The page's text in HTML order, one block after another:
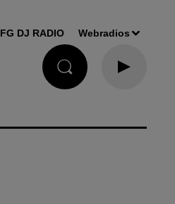
FG DJ RADIO Webradios